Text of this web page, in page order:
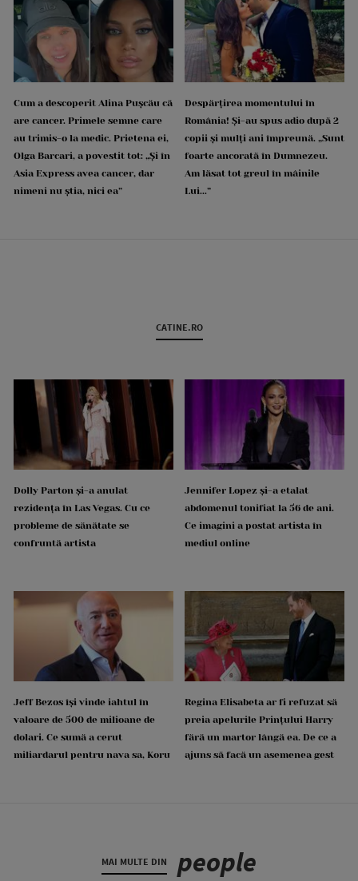
Cum a descoperit Alina Pușcău că
are cancer. Primele semne care
au trimis-o la medic. Prietena ei,
Olga Barcari, a povestit tot: „Și în
Asia Express avea cancer, dar
nimeni nu știa, nici ea”
Despărțirea momentului în
România! Și-au spus adio după 2
copii și mulți ani împreună. „Sunt
foarte ancorată în Dumnezeu.
Am lăsat tot greul în mâinile
Lui...”
CATINE.RO
Dolly Parton și-a anulat
rezidența în Las Vegas. Cu ce
probleme de sănătate se
confruntă artista
Jennifer Lopez și-a etalat
abdomenul tonifiat la 56 de ani.
Ce imagini a postat artista în
mediul online
Jeff Bezos își vinde iahtul în
valoare de 500 de milioane de
dolari. Ce sumă a cerut
miliardarul pentru nava sa, Koru
Regina Elisabeta ar fi refuzat să
preia apelurile Prințului Harry
fără un martor lângă ea. De ce a
ajuns să facă un asemenea gest
MAI MULTE DIN people